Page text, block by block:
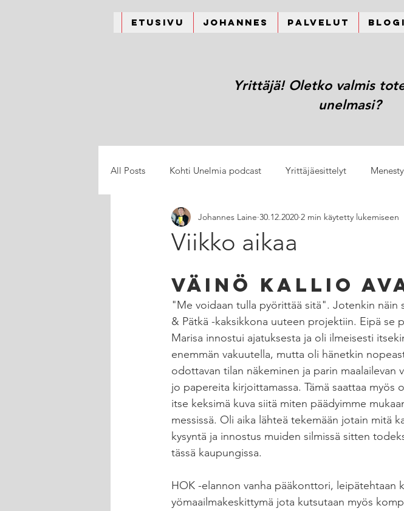
Etusivu Johannes Palvelut Blogi
Yrittäjä! Oletko valmis
unelmasi?
All Posts Kohti Unelmia podcast Yrittäjäesittelyt
Viikko aikaa
Johannes Laine 30.12.2020 2 min käytetty lukemiseen
Väinö Kallio
"Me voidaan tulla pyörittää sitä". Jotenkin näin
& Pätkä -kaksikkona uuteen projektiin. Eipä se
Marisa innostui ajatuksesta ja oli ilmeisesti
enemmän vakuutella, mutta oli hänetkin
odottavan tilan näkeminen ja parin
jo papereita kirjoittamassa. Tämä saattaa
itse keksimä kuva siitä miten päädyimme
messissä. Oli aika lähteä tekemään jotain mitä
kysyntä ja innostus muiden silmissä sitten
tässä kaupungissa.
HOK -elannon vanha pääkonttori, leipätehtaan
yömaailmakeskittymä jota kutsutaan myös